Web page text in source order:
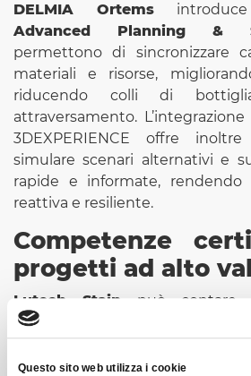
Questo sito web utilizza i cookie
DELMIA Ortemsintroduce
Advanced Planning &
permettono di sincronizzare
materiali e risorse,
riducendo colli di
attraversamento.
3DEXPERIENCE offre
simulare scenari alternativi e
rapide e informate,
reattiva e resiliente.
Competenze
progetti ad alto
Lutech Stain può
sviluppatori e consulenti
Ortems, in grado di
dall’analisi iniziale